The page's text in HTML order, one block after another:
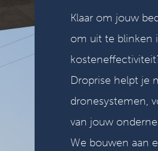
Klaar om jouw
om uit te blinken
Droprise helpt je
dronesystemen,
van jouw
We bouwen aan